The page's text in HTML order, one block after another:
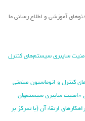
آموزشی و اطلاع رسانی ما
سایبری سیستم‌های کنترل
کنترل و اتوماسیون صنعتی
نظری و عملی «امنیت سایبری سیستمهای
ارتقاء آن (با تمرکز بر